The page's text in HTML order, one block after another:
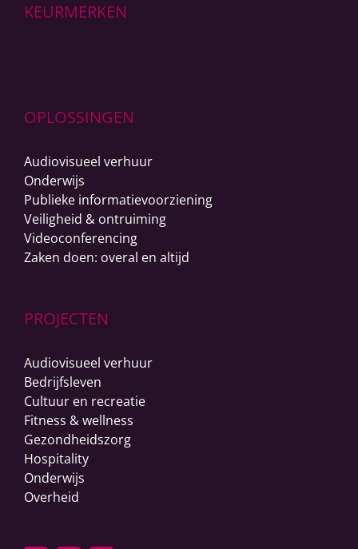
KEURMERKEN
OPLOSSINGEN
Audiovisueel verhuur
Onderwijs
Publieke informatievoorziening
Veiligheid & ontruiming
Videoconferencing
Zaken doen: overal en altijd
PROJECTEN
Audiovisueel verhuur
Bedrijfsleven
Cultuur en recreatie
Fitness & wellness
Gezondheidszorg
Hospitality
Onderwijs
Overheid